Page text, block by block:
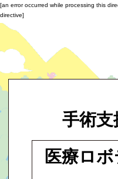
[an error occurred while processing this
directive]
手術支
医療ロ